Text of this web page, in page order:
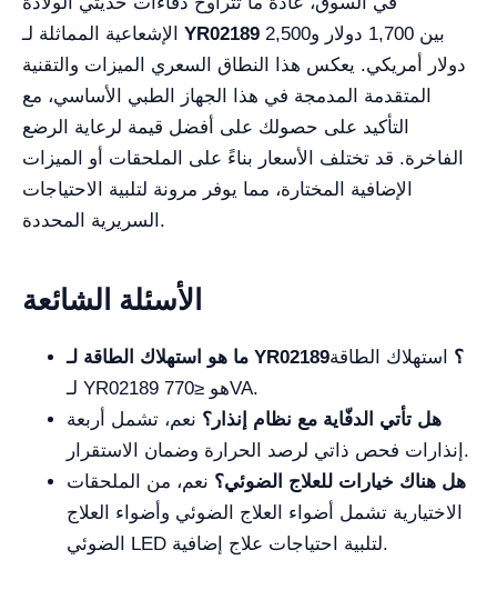
YR02189
دولار أمريكي. يعكس هذا النطاق السعري الميزات والتقنية
المتقدمة المدمجة في هذا الجهاز الطبي الأساسي، مع
التأكيد على حصولك على أفضل قيمة لرعاية الرضع
الفاخرة. قد تختلف الأسعار بناءً على الملحقات أو الميزات
الإضافية المختارة، مما يوفر مرونة لتلبية الاحتياجات
السريرية المحددة.
الأسئلة الشائعة
ما هو استهلاك الطاقة لـ YR02189؟ استهلاك الطاقة
لـ YR02189 هو ≤770VA.
هل تأتي الدفّاية مع نظام إنذار؟ نعم، تشمل أربعة
إنذارات فحص ذاتي لرصد الحرارة وضمان الاستقرار.
هل هناك خيارات للعلاج الضوئي؟ نعم، من الملحقات
الاختيارية تشمل أضواء العلاج الضوئي وأضواء العلاج
الضوئي LED لتلبية احتياجات علاج إضافية.